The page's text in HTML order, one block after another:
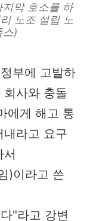
막 호소를 하
노조 설립 노
)
부에 고발하
사와 충돌
에게 해고 통
라고 요구
)이라고 쓴
"라고 강변